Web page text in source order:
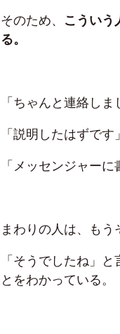
そのため、 こういう
る。
「ちゃんと連絡し
「説明したはずです
「メッセンジャー
まわりの人は、もう
「そうでしたね」
とをわかっている。